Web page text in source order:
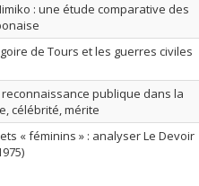
: une étude comparative des
de Tours et les guerres civiles
publique dans la
célébrité, mérite
« féminins » : analyser Le Devoir